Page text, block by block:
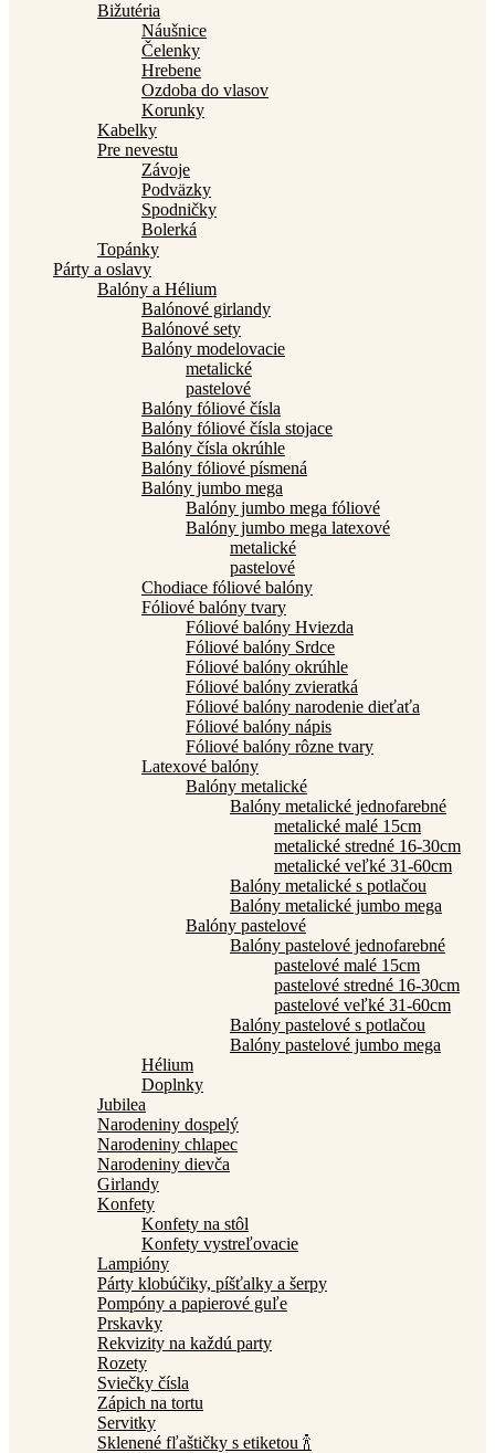
Bižutéria
Náušnice
Čelenky
Hrebene
Ozdoba do vlasov
Korunky
Kabelky
Pre nevestu
Závoje
Podväzky
Spodničky
Bolerká
Topánky
Párty a oslavy
Balóny a Hélium
Balónové girlandy
Balónové sety
Balóny modelovacie
metalické
pastelové
Balóny fóliové čísla
Balóny fóliové čísla stojace
Balóny čísla okrúhle
Balóny fóliové písmená
Balóny jumbo mega
Balóny jumbo mega fóliové
Balóny jumbo mega latexové
metalické
pastelové
Chodiace fóliové balóny
Fóliové balóny tvary
Fóliové balóny Hviezda
Fóliové balóny Srdce
Fóliové balóny okrúhle
Fóliové balóny zvieratká
Fóliové balóny narodenie dieťaťa
Fóliové balóny nápis
Fóliové balóny rôzne tvary
Latexové balóny
Balóny metalické
Balóny metalické jednofarebné
metalické malé 15cm
metalické stredné 16-30cm
metalické veľké 31-60cm
Balóny metalické s potlačou
Balóny metalické jumbo mega
Balóny pastelové
Balóny pastelové jednofarebné
pastelové malé 15cm
pastelové stredné 16-30cm
pastelové veľké 31-60cm
Balóny pastelové s potlačou
Balóny pastelové jumbo mega
Hélium
Doplnky
Jubilea
Narodeniny dospelý
Narodeniny chlapec
Narodeniny dievča
Girlandy
Konfety
Konfety na stôl
Konfety vystreľovacie
Lampióny
Párty klobúčiky, píšťalky a šerpy
Pompóny a papierové guľe
Prskavky
Rekvizity na každú party
Rozety
Sviečky čísla
Zápich na tortu
Servitky
Sklenené fľaštičky s etiketou 🍾